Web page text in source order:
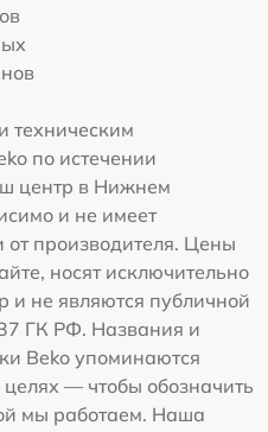
техническим
по истечении
центр в Нижнем
и не имеет
производителя. Цены
носят исключительно
и не являются публичной
ГК РФ. Названия и
Beko упоминаются
— чтобы обозначить
мы работаем. Наша